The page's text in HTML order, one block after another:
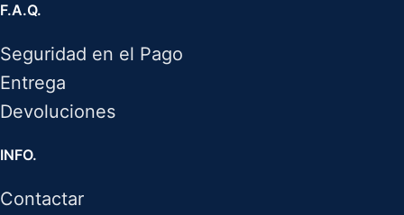
F.A.Q.
Seguridad en el Pago
Entrega
Devoluciones
INFO.
Contactar